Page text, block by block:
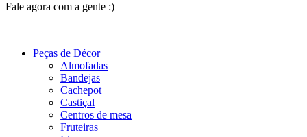
Fale agora com a gente :)
Peças de Décor
Almofadas
Bandejas
Cachepot
Castiçal
Centros de mesa
Fruteiras